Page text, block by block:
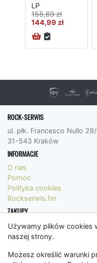
Używamy plików cookies
naszej strony.
Możesz określić warunki
LP
155,89 zł
144,99 zł
ROCK-SERWIS
ul. płk. Francesco Nullo
31-543 Kraków
INFORMACJE
O nas
Pomoc
Polityka cookies
Rockserwis.fm
ZAKUPY
Formy płatności
Koszty wysyłki
Regulamin